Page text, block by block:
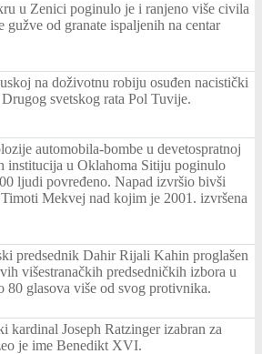
u Zenici poginulo je i ranjeno više civila
gužve od granate ispaljenih na centar
na doživotnu robiju osuđen nacistički
svetskog rata Pol Tuvije.
automobila-bombe u devetospratnoj
institucija u Oklahoma Sitiju poginulo
ljudi povređeno. Napad izvršio bivši
Mekvej nad kojim je 2001. izvršena
predsednik Dahir Rijali Kahin proglašen
višestranačkih predsedničkih izbora u
80 glasova više od svog protivnika.
kardinal Joseph Ratzinger izabran za
je ime Benedikt XVI.